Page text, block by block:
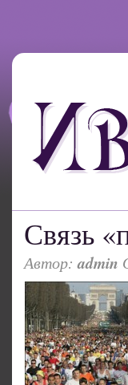
Связь
Автор:admin